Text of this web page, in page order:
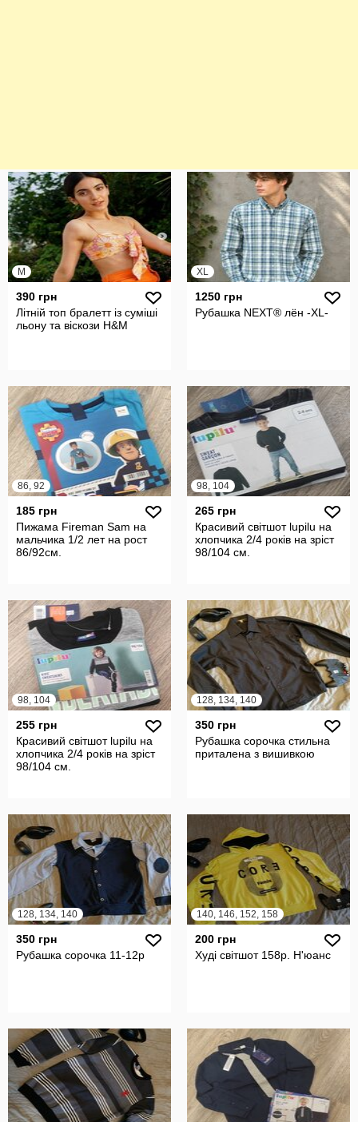
M
390 грн
Літній топ бралетт із суміші
льону та віскози H&M
XL
1250 грн
Рубашка NEXT® лён -XL-
86, 92
185 грн
Пижама Fireman Sam на
мальчика 1/2 лет на рост
86/92см.
98, 104
265 грн
Красивий світшот lupilu на
хлопчика 2/4 років на зріст
98/104 см.
98, 104
255 грн
Красивий світшот lupilu на
хлопчика 2/4 років на зріст
98/104 см.
128, 134, 140
350 грн
Рубашка сорочка стильна
приталена з вишивкою
128, 134, 140
350 грн
Рубашка сорочка 11-12р
140, 146, 152, 158
200 грн
Худі світшот 158р. Н'юанс